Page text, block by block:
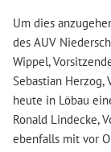
Um dies
des AUV
Wippel,
Sebastian Herzog,
heute in Löbau
Ronald Lindecke,
ebenfalls mit vor